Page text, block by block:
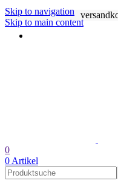
Skip to navigation
Skip to main content
0
0 Artikel